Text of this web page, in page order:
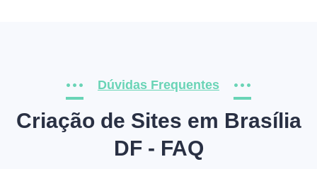
Dúvidas Frequentes
Criação de Sites em Brasília
DF - FAQ